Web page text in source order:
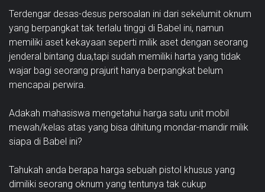
Terdengar desas-desus persoalan ini dari sekelumit oknum
yang berpangkat tak terlalu tinggi di Babel ini, namun
memiliki aset kekayaan seperti milik aset dengan seorang
jenderal bintang dua,tapi sudah memiliki harta yang tidak
wajar bagi seorang prajurit hanya berpangkat belum
mencapai perwira.
Adakah mahasiswa mengetahui harga satu unit mobil
mewah/kelas atas yang bisa dihitung mondar-mandir milik
siapa di Babel ini?
Tahukah anda berapa harga sebuah pistol khusus yang
dimiliki seorang oknum yang tentunya tak cukup